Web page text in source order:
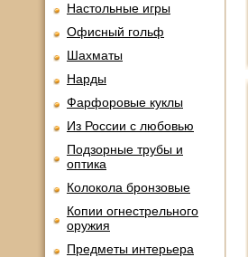
Настольные игры
Офисный гольф
Шахматы
Нарды
Фарфоровые куклы
Из России с любовью
Подзорные трубы и
оптика
Колокола бронзовые
Копии огнестрельного
оружия
Предметы интерьера